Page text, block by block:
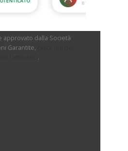
approvato dalla Società
Garantite,
.